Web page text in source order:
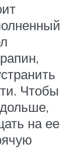
Чтобы
на ее